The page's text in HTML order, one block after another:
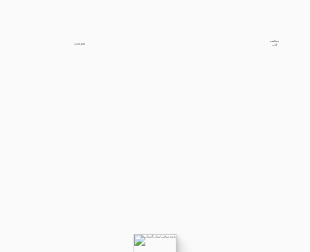
3,250,000
مشاهده
کتاب